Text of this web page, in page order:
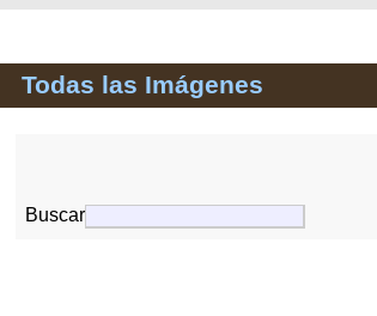
Todas las Imágenes
Buscar